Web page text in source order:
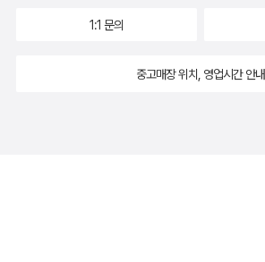
1:1 문의
중고매장 위치, 영업시간 안내